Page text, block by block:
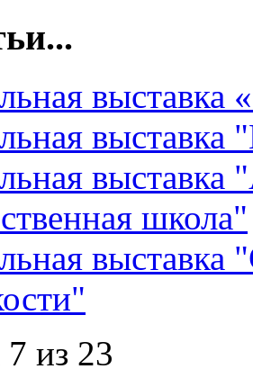
выставка
выставка
школа"
выставка
из 23